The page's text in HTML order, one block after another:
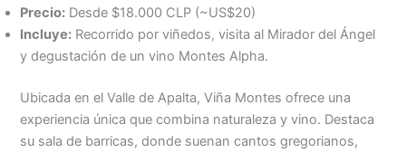
Precio: Desde $18.000 CLP (~US$20)
Incluye: Recorrido por viñedos, visita al Mirador del Ángel
y degustación de un vino Montes Alpha.
Ubicada en el Valle de Apalta, Viña Montes ofrece una
experiencia única que combina naturaleza y vino. Destaca
su sala de barricas, donde suenan cantos gregorianos,